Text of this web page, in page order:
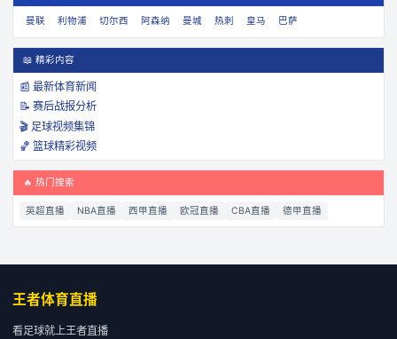
曼联 利物浦 切尔西 阿森纳 曼城 热刺 皇马 巴萨
📖 精彩内容
📰 最新体育新闻
📝 赛后战报分析
🎬 足球视频集锦
🏀 篮球精彩视频
🔥 热门搜索
英超直播 NBA直播 西甲直播 欧冠直播 CBA直播 德甲直播
王者体育直播
看足球就上王者直播